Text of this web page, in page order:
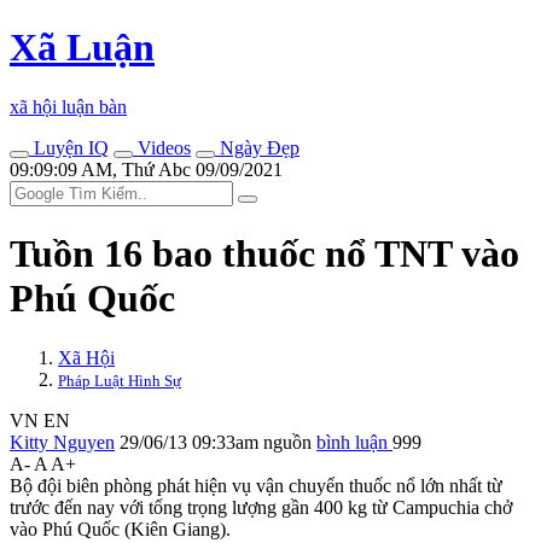
Xã Luận
xã hội luận bàn
Luyện IQ
Videos
Ngày Đẹp
09:09:09 AM, Thứ Abc 09/09/2021
Tuồn 16 bao thuốc nổ TNT vào
Phú Quốc
Xã Hội
Pháp Luật Hình Sự
VN EN
Kitty Nguyen 29/06/13 09:33am nguồn bình luận 999
A- A A+
Bộ đội biên phòng phát hiện vụ vận chuyển thuốc nổ lớn nhất từ
trước đến nay với tổng trọng lượng gần 400 kg từ Campuchia chở
vào Phú Quốc (Kiên Giang).